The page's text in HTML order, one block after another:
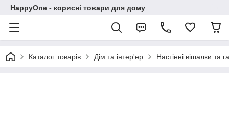
HappyOne - корисні товари для дому
Каталог товарів Дім та інтер'ер Настінні вішалки та